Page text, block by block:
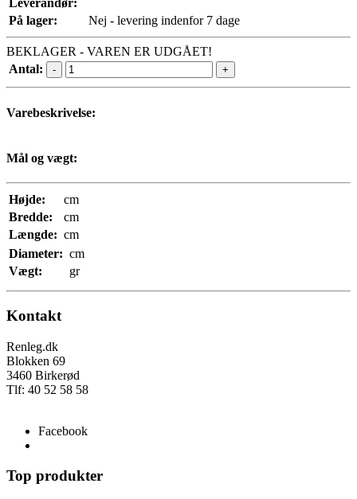
Leverandør:
På lager:
Nej - levering indenfor 7 dage
BEKLAGER - VAREN ER UDGÅET!
Antal:
- +
Varebeskrivelse:
Mål og vægt:
Højde:
cm
Bredde:
cm
Længde: cm
Diameter: cm
Vægt:
gr
Kontakt
Renleg.dk
Blokken 69
3460 Birkerød
Tlf: 40 52 58 58
Facebook
Top produkter